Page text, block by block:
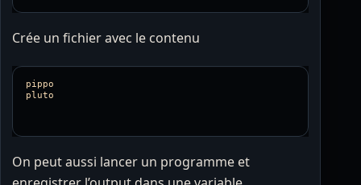
Crée un fichier avec le contenu
pippo
On peut aussi lancer un programme et